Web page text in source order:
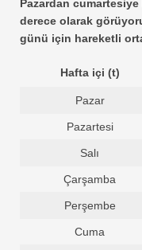
Pazardan cumartesiye
derece olarak
günü için hareketli
Hafta içi (t)
Pazar
Pazartesi
Salı
Çarşamba
Perşembe
Cuma